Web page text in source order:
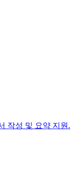
작성 및 요약 지원.